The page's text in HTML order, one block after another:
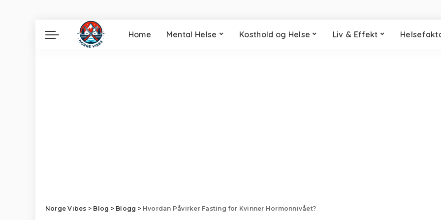
Home Mental Helse Kosthold og Helse Liv & Effekt
Norge Vibes > Blog > Blogg > Hvordan Påvirker Fasting for Kvinner Hormonnivået?